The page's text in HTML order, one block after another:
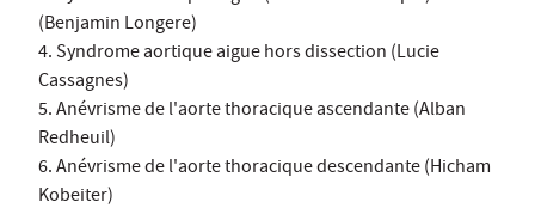
(Benjamin Longere)
4. Syndrome aortique aigue hors dissection (Lucie
Cassagnes)
5. Anévrisme de l'aorte thoracique ascendante (Alban
Redheuil)
6. Anévrisme de l'aorte thoracique descendante (Hicham
Kobeiter)